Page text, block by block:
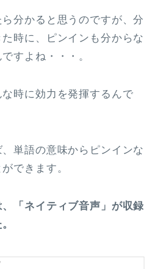
分かると思うのですが、分
時に、ピンインも分からな
すよね・・・。
時に効力を発揮するんで
単語の意味からピンインな
できます。
「ネイティブ音声」が収録